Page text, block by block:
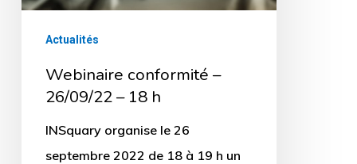
18
Actualités
Webinaire conformité –
26/09/22 – 18 h
INSquary organise le 26
septembre 2022 de 18 à 19 h un